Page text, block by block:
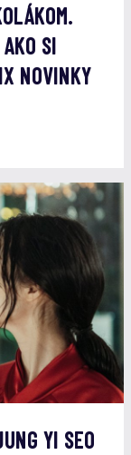
SI
NOVINKY
YI SEO